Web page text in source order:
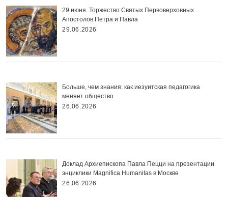
29 июня. Торжество Святых Первоверховных
Апостолов Петра и Павла
29.06.2026
Больше, чем знания: как иезуитская педагогика
меняет общество
26.06.2026
Доклад Архиепископа Павла Пецци на презентации
энциклики Magnifica Нumanitas в Москве
26.06.2026